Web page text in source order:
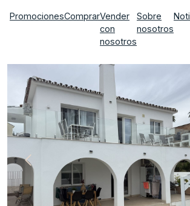
PromocionesComprarVender
con
nosotros
Sobre
nosotros